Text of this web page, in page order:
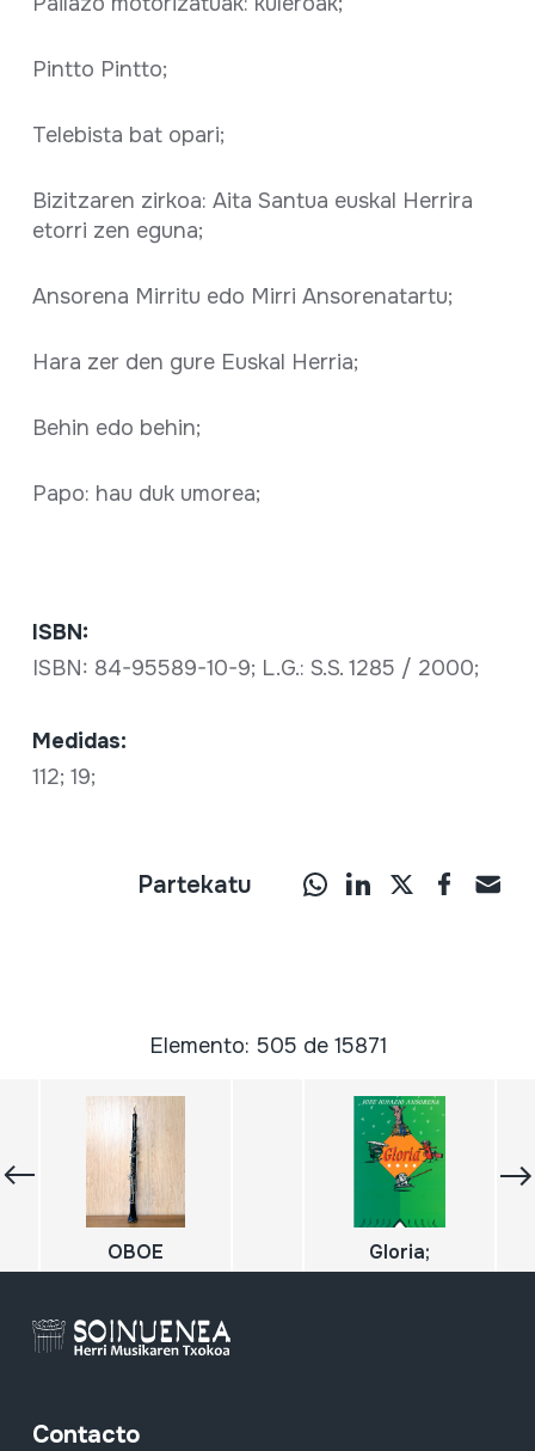
Pintto Pintto;
Telebista bat opari;
Bizitzaren zirkoa: Aita Santua euskal Herrira
etorri zen eguna;
Ansorena Mirritu edo Mirri Ansorenatartu;
Hara zer den gure Euskal Herria;
Behin edo behin;
Papo: hau duk umorea;
ISBN:
ISBN: 84-95589-10-9; L.G.: S.S. 1285 / 2000;
Medidas:
112; 19;
Partekatu
Elemento: 505 de 15871
OBOE Gloria;
Contacto